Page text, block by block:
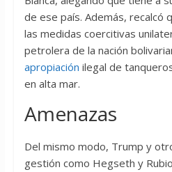
de ese país. Además, recalcó
las medidas coercitivas
petrolera de la nación
apropiación ilegal de
en alta mar.
Amenazas
Del mismo modo, Trump y
gestión como Hegseth y